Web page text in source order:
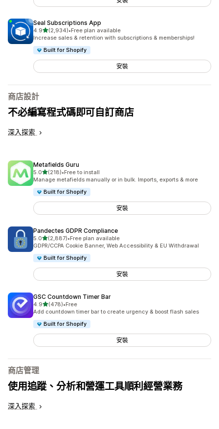
Seal Subscriptions App
4.9滿分 5 顆星
(2,934)
共有 2934 則評價
•Free plan available
Increase sales & retention with subscriptions & memberships!
Built for Shopify
安裝
商店設計
不必編寫程式碼即可自訂商店
深入探索
Metafields Guru
5.0滿分 5 顆星
(218)
共有 218 則評價
•Free to install
Manage metafields manually or in bulk. Imports, exports & more
Built for Shopify
安裝
Pandectes GDPR Compliance
5.0滿分 5 顆星
(2,887)
共有 2887 則評價
•Free plan available
GDPR/CCPA Cookie Banner, Web Accessibility & EU Withdrawal
Built for Shopify
安裝
GSC Countdown Timer Bar
4.9滿分 5 顆星
(478)
共有 478 則評價
•Free
Add countdown timer bar to create urgency & boost flash sales
Built for Shopify
安裝
商店管理
使用追蹤、分析和營運工具順利經營業務
深入探索